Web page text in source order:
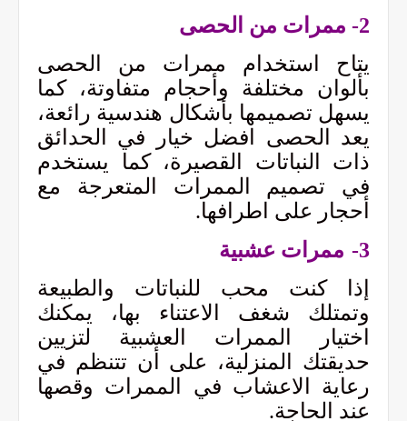
2-
ممرات من الحصى
يتاح استخدام ممرات من الحصى
بألوان مختلفة وأحجام متفاوتة، كما
يسهل تصميمها بأشكال هندسية رائعة،
يعد الحصى افضل خيار في الحدائق
ذات النباتات القصيرة، كما يستخدم
في تصميم الممرات المتعرجة مع
أحجار على اطرافها.
3-
ممرات عشبية
إذا كنت محب للنباتات والطبيعة
وتمتلك شغف الاعتناء بها، يمكنك
اختيار الممرات العشبية لتزيين
حديقتك المنزلية، على أن تتنظم في
رعاية الاعشاب في الممرات وقصها
عند الحاجة.